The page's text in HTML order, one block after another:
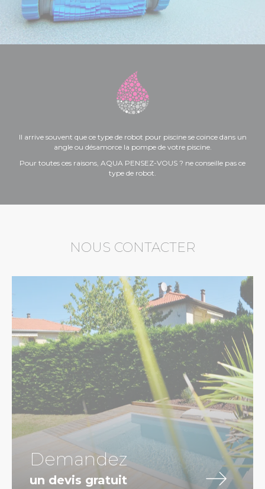
Il arrive souvent que ce type de robot pour piscine se coince dans un
angle ou désamorce la pompe de votre piscine.
Pour toutes ces raisons, AQUA PENSEZ-VOUS ? ne conseille pas ce
type de robot.
NOUS CONTACTER
Demandez
un devis gratuit